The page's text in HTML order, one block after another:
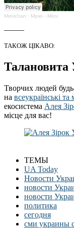
Miroichan · Мрію - Miroi
ТАКОЖ ЦІКАВО:
Талановита
Творчих людей
на всеукраїнські
екосистема Алея
місце для вас!
ТЕМЫ
UA Today
Новости
новости
новости
политика
сегодня
сми украины